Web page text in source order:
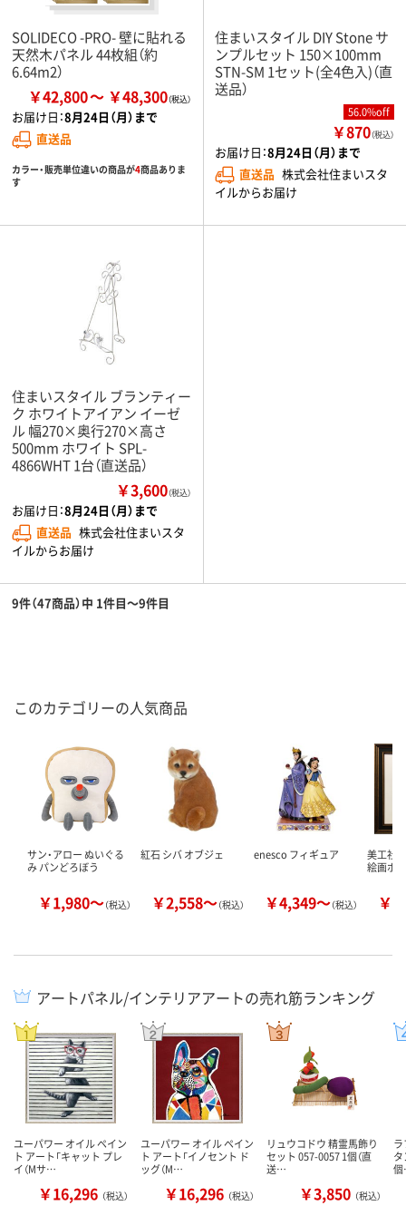
SOLIDECO -PRO- 壁に貼れる
天然木パネル 44枚組（約
6.64m2）
￥42,800 ￥48,300
お届け日：8月24日（月）まで
直送品
カラー・販売単位違いの商品が4商品ありま
す
住まいスタイル DIY Stone サ
ンプルセット 150×100mm
STN-SM 1セット(全4色入)（直
送品）
56.0%off
￥870（税込）
お届け日：8月24日（月）まで
直送品 株式会社住まいスタ
イルからお届け
住まいスタイル ブランティー
ク ホワイトアイアン イーゼ
ル 幅270×奥行270×高さ
500mm ホワイト SPL-
4866WHT 1台（直送品）
￥3,600（税込）
お届け日：8月24日（月）まで
直送品 株式会社住まいスタ
イルからお届け
9件（47商品）中 1件目～9件目
このカテゴリーの人気商品
サン・アロー ぬいぐる
み パンどろぼう
￥1,980～（税込）
紅石 シバ オブジェ
￥2,558～（税込）
enesco フィギュア
￥4,349～（税込）
美工社
絵画ポ
￥
アートパネル/インテリアアートの売れ筋ランキング
ユーパワー オイル ペイン
ト アート「キャット プレ
イ（Mサ…
￥16,296 （税込）
ユーパワー オイル ペイン
ト アート「イノセント ド
ッグ（M…
￥16,296 （税込）
リュウコドウ 精霊馬飾り
セット 057-0057 1個（直
送…
￥3,850 （税込）